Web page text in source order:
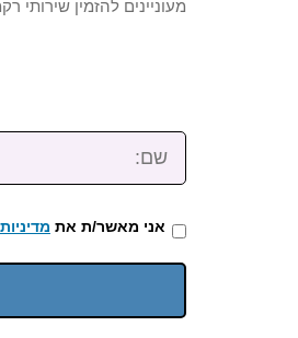
מעוניינים להזמין
שם:
אני מאשר/ת את